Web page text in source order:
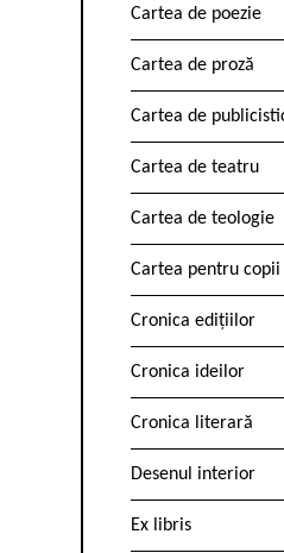
Cartea de poezie
Cartea de proză
Cartea de
Cartea de teatru
Cartea de teologie
Cartea pentru copii
Cronica edițiilor
Cronica ideilor
Cronica literară
Desenul interior
Ex libris